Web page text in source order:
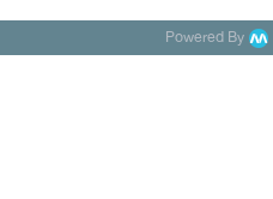
Powered By